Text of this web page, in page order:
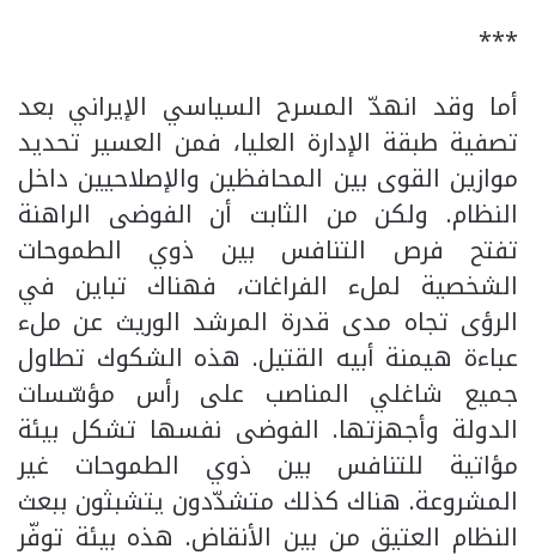
***
أما وقد انهدّ المسرح السياسي الإيراني بعد
تصفية طبقة الإدارة العليا، فمن العسير تحديد
موازين القوى بين المحافظين والإصلاحيين داخل
النظام. ولكن من الثابت أن الفوضى الراهنة
تفتح فرص التنافس بين ذوي الطموحات
الشخصية لملء الفراغات، فهناك تباين في
الرؤى تجاه مدى قدرة المرشد الوريث عن ملء
عباءة هيمنة أبيه القتيل. هذه الشكوك تطاول
جميع شاغلي المناصب على رأس مؤسّسات
الدولة وأجهزتها. الفوضى نفسها تشكل بيئة
مؤاتية للتنافس بين ذوي الطموحات غير
المشروعة. هناك كذلك متشدّدون يتشبثون ببعث
النظام العتيق من بين الأنقاض. هذه بيئة توفّر